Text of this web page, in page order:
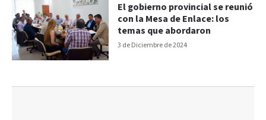
3 de Diciembre de 2024
El gobierno provincial se reunió
con la Mesa de Enlace: los
temas que abordaron